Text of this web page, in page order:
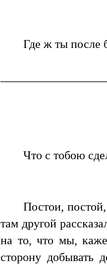
Где ж ты после
Что с тобою
Постои,
там другой
на то, что мы,
сторону